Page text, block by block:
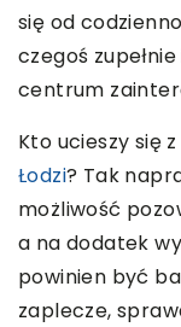
się od
czegoś
centrum
Kto ucieszy się
Łodzi? Tak
możliwość
a na dodatek
powinien być
zaplecze,